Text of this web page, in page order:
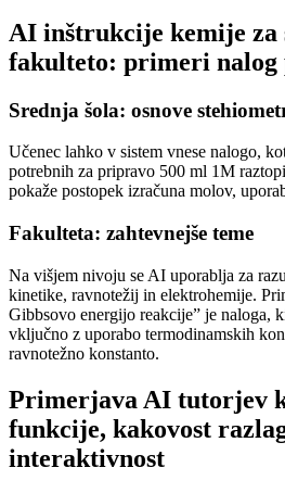
AI inštrukcije kemije za
fakulteto: primeri nalog
Srednja šola: osnove
Učenec lahko v sistem vnese nalogo,
potrebnih za pripravo 500 ml 1M
pokaže postopek izračuna molov,
Fakulteta: zahtevnejše teme
Na višjem nivoju se AI uporablja za
kinetike, ravnotežij in elektrohemije.
Gibbsovo energijo reakcije” je naloga,
vključno z uporabo termodinamskih
ravnotežno konstanto.
Primerjava AI tutorjev
funkcije, kakovost
interaktivnost